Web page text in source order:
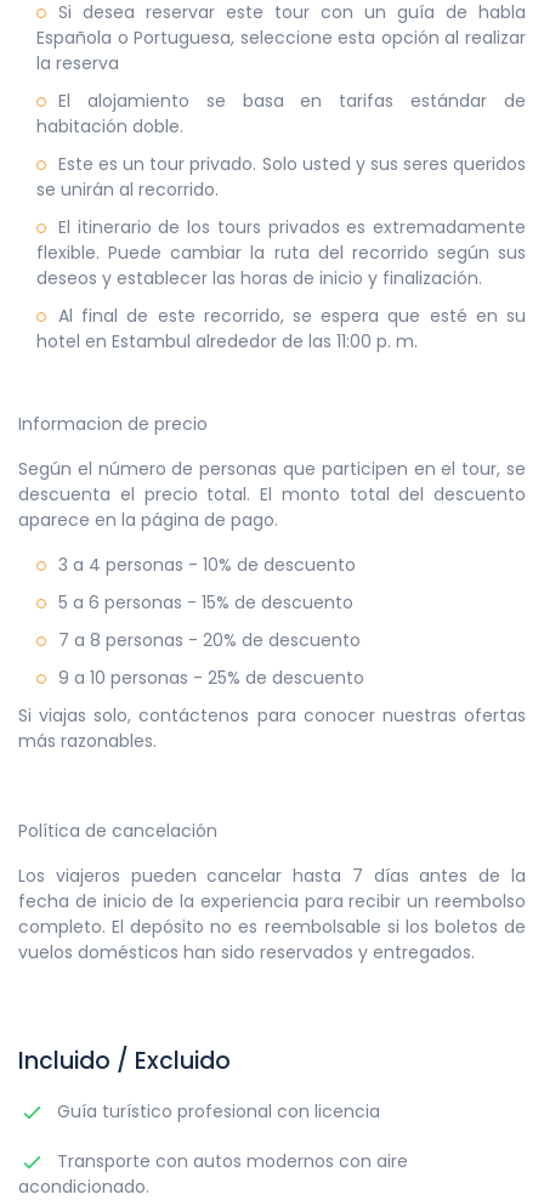
Si desea reservar este tour con un guía de habla
Española o Portuguesa, seleccione esta opción al realizar
la reserva
El alojamiento se basa en tarifas estándar de
habitación doble.
Este es un tour privado. Solo usted y sus seres queridos
se unirán al recorrido.
El itinerario de los tours privados es extremadamente
flexible. Puede cambiar la ruta del recorrido según sus
deseos y establecer las horas de inicio y finalización.
Al final de este recorrido, se espera que esté en su
hotel en Estambul alrededor de las 11:00 p. m.
Informacion de precio
Según el número de personas que participen en el tour, se
descuenta el precio total. El monto total del descuento
aparece en la página de pago.
3 a 4 personas - 10% de descuento
5 a 6 personas - 15% de descuento
7 a 8 personas - 20% de descuento
9 a 10 personas - 25% de descuento
Si viajas solo, contáctenos para conocer nuestras ofertas
más razonables.
Política de cancelación
Los viajeros pueden cancelar hasta 7 días antes de la
fecha de inicio de la experiencia para recibir un reembolso
completo. El depósito no es reembolsable si los boletos de
vuelos domésticos han sido reservados y entregados.
Incluido / Excluido
Guía turístico profesional con licencia
Transporte con autos modernos con aire
acondicionado.